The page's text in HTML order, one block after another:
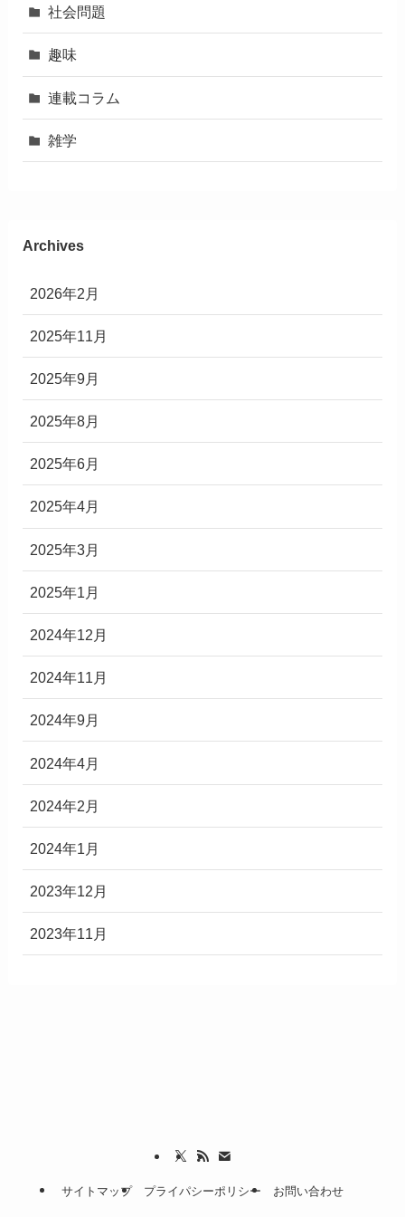
社会問題
趣味
連載コラム
雑学
Archives
2026年2月
2025年11月
2025年9月
2025年8月
2025年6月
2025年4月
2025年3月
2025年1月
2024年12月
2024年11月
2024年9月
2024年4月
2024年2月
2024年1月
2023年12月
2023年11月
サイトマップ プライパシーポリシー お問い合わせ